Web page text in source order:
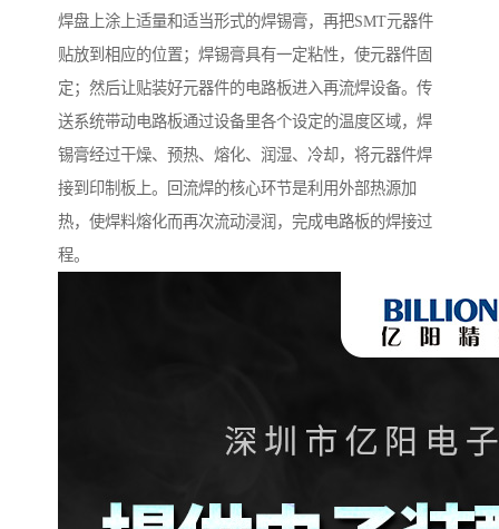
焊盘上涂上适量和适当形式的焊锡膏，再把SMT元器件
贴放到相应的位置；焊锡膏具有一定粘性，使元器件固
定；然后让贴装好元器件的电路板进入再流焊设备。传
送系统带动电路板通过设备里各个设定的温度区域，焊
锡膏经过干燥、预热、熔化、润湿、冷却，将元器件焊
接到印制板上。回流焊的核心环节是利用外部热源加
热，使焊料熔化而再次流动浸润，完成电路板的焊接过
程。